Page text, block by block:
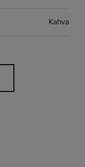
Kahva